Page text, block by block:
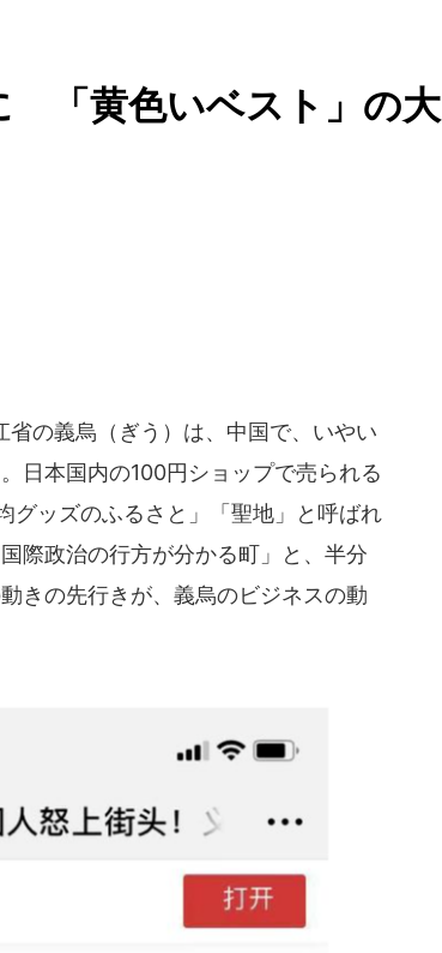
「黄色いベスト」の大
の義烏（ぎう）は、中国で、いやい
日本国内の100円ショップで売られる
グッズのふるさと」「聖地」と呼ばれ
際政治の行方が分かる町」と、半分
きの先行きが、義烏のビジネスの動